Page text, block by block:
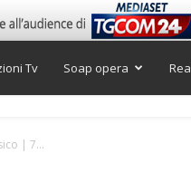
Tv Soap opera
| 7...